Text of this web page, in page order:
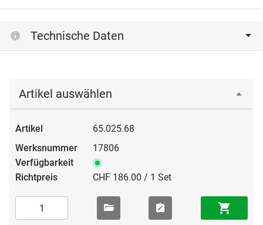
Technische Daten
Artikel auswählen
65.025.68
17806
CHF 186.00 / 1 Set